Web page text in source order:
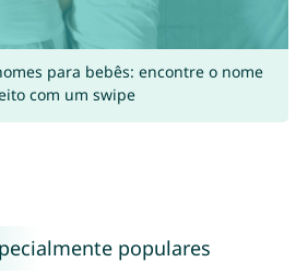
para bebês: encontre o nome
com um swipe
populares